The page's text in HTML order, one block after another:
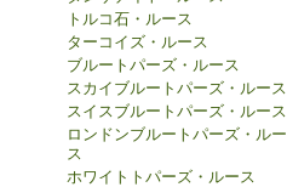
トルコ石・ルース
ターコイズ・ルース
ブルートパーズ・ルース
スカイブルートパーズ・ルース
スイスブルートパーズ・ルース
ロンドンブルートパーズ・ルー
ス
ホワイトトパーズ・ルース